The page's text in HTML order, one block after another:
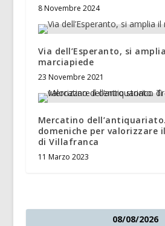
8 Novembre 2024
Via dell’Esperanto, si
marciapiede
23 Novembre 2021
Mercatino
domeniche per valorizzare
di Villafranca
11 Marzo 2023
08/08/2026